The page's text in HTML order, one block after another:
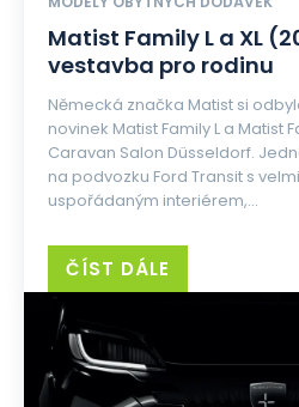
Matist Family L a XL
vestavba pro rodinu
Německá značka Matist si
novinek Matist Family L a Matist
Caravan Salon Düsseldorf.
na podvozku Ford Transit s
uspořádaným interiérem,...
ČÍST DÁLE